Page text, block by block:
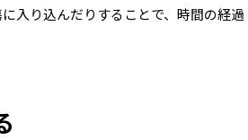
入り込んだりすることで、時間の経過